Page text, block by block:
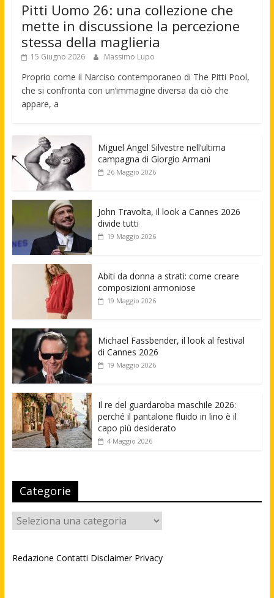
Pitti Uomo 26: una collezione che
mette in discussione la percezione
stessa della maglieria
15 Giugno 2026 Massimo Lupo
Proprio come il Narciso contemporaneo di The Pitti Pool,
che si confronta con un’immagine diversa da ciò che
appare, a
Miguel Angel Silvestre nell’ultima
campagna di Giorgio Armani
26 Maggio 2026
John Travolta, il look a Cannes 2026
divide tutti
19 Maggio 2026
Abiti da donna a strati: come creare
composizioni armoniose
19 Maggio 2026
Michael Fassbender, il look al festival
di Cannes 2026
19 Maggio 2026
Il re del guardaroba maschile 2026:
perché il pantalone fluido in lino è il
capo più desiderato
4 Maggio 2026
Categorie
Categorie
Redazione Contatti Disclaimer Privacy